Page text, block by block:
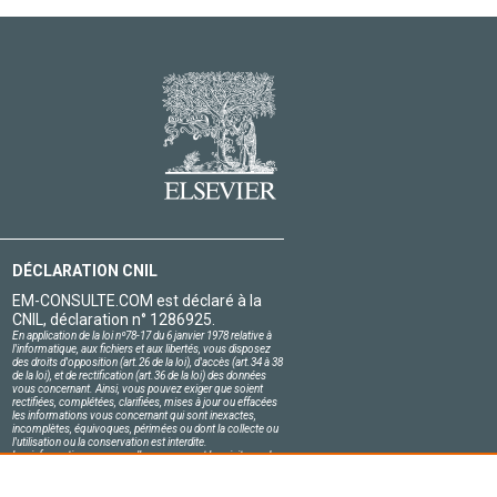
DÉCLARATION CNIL
EM-CONSULTE.COM est déclaré à la
CNIL, déclaration n° 1286925.
En application de la loi nº78-17 du 6 janvier 1978 relative à
l'informatique, aux fichiers et aux libertés, vous disposez
des droits d'opposition (art.26 de la loi), d'accès (art.34 à 38
de la loi), et de rectification (art.36 de la loi) des données
vous concernant. Ainsi, vous pouvez exiger que soient
rectifiées, complétées, clarifiées, mises à jour ou effacées
les informations vous concernant qui sont inexactes,
incomplètes, équivoques, périmées ou dont la collecte ou
l'utilisation ou la conservation est interdite.
Les informations personnelles concernant les visiteurs de